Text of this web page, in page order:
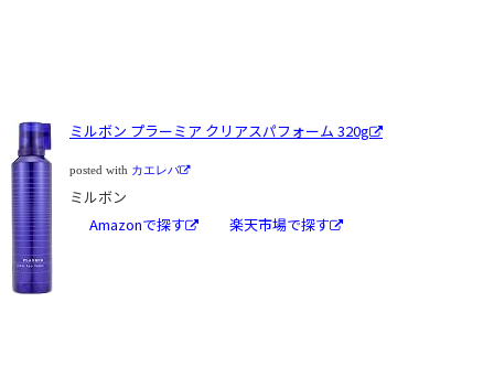
ミルボン プラーミア クリアスパフォーム 320g
posted with カエレバ
ミルボン
Amazonで探す
楽天市場で探す